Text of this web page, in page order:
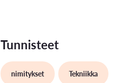
Tunnisteet
nimitykset Tekniikka